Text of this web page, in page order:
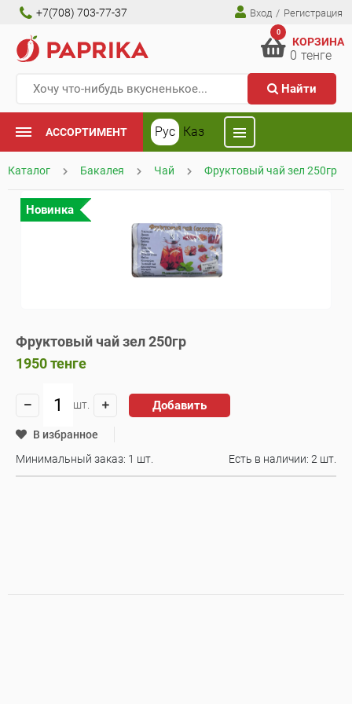
+7(708) 703-77-37 Вход / Регистрация
Найти
0
КОРЗИНА
0 тенге
АССОРТИМЕНТ Рус Каз
Каталог Бакалея Чай Фруктовый чай зел 250гр
Новинка
Фруктовый чай зел 250гр
1950тенге
шт. Добавить
В избранное
Минимальный заказ: 1 шт.
Есть в наличии: 2 шт.